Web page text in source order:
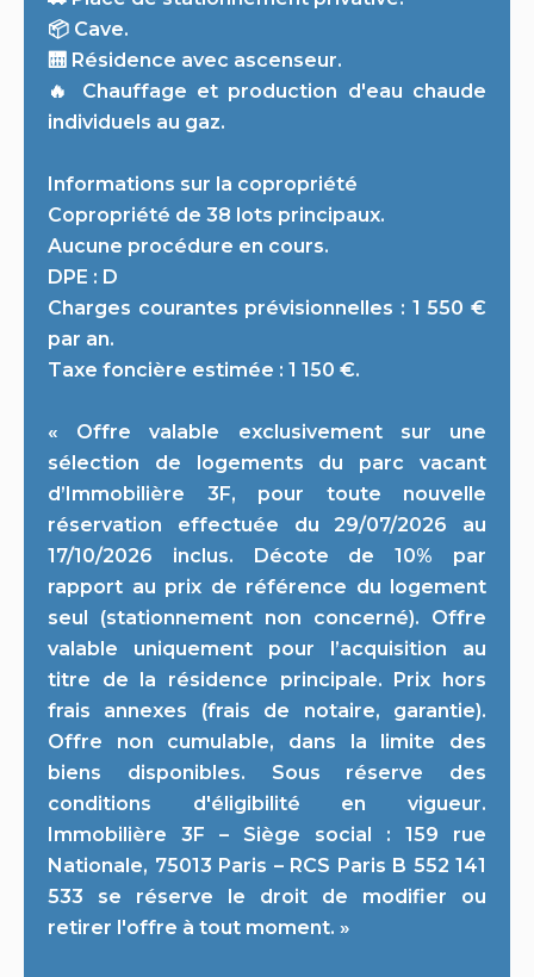
📦 Cave.
🛗 Résidence avec ascenseur.
🔥 Chauffage et production d'eau chaude
individuels au gaz.
Informations sur la copropriété
Copropriété de 38 lots principaux.
Aucune procédure en cours.
DPE : D
Charges courantes prévisionnelles : 1 550 €
par an.
Taxe foncière estimée : 1 150 €.
« Offre valable exclusivement sur une
sélection de logements du parc vacant
d’Immobilière 3F, pour toute nouvelle
réservation effectuée du 29/07/2026 au
17/10/2026 inclus. Décote de 10% par
rapport au prix de référence du logement
seul (stationnement non concerné). Offre
valable uniquement pour l’acquisition au
titre de la résidence principale. Prix hors
frais annexes (frais de notaire, garantie).
Offre non cumulable, dans la limite des
biens disponibles. Sous réserve des
conditions d'éligibilité en vigueur.
Immobilière 3F – Siège social : 159 rue
Nationale, 75013 Paris – RCS Paris B 552 141
533 se réserve le droit de modifier ou
retirer l'offre à tout moment. »